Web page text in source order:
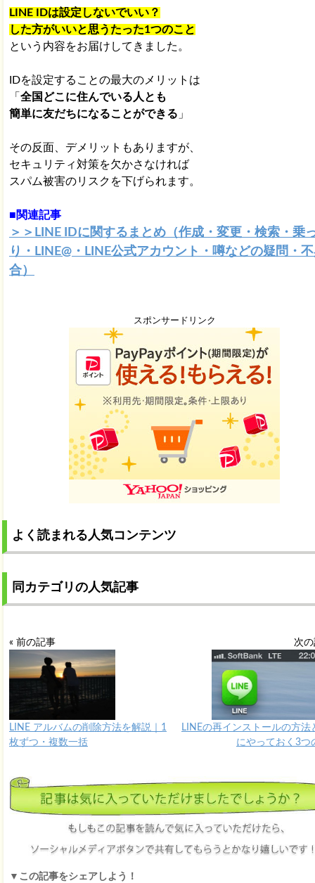
LINE IDは設定しないでいい？
した方がいいと思うたった1つのこと
という内容をお届けしてきました。
IDを設定することの最大のメリットは
「 全国どこに住んでいる人とも
簡単に友だちになることができる 」
その反面、デメリットもありますが、
セキュリティ対策を欠かさなければ
スパム被害のリスクを下げられます。
■関連記事
＞＞LINE IDに関するまとめ（作成・変更・検索・乗
り・LINE@・LINE公式アカウント・噂などの疑問・
合）
スポンサードリンク
よく読まれる人気コンテンツ
同カテゴリの人気記事
« 前の記事
LINE アルバムの削除方法を解説｜1
枚ずつ・複数一括
次
LINEの再インストールの方法
にやっておく3つ
▼この記事をシェアしよう！